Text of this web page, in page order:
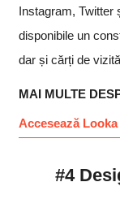
Instagram, Twitter
disponibile un
dar și cărți de
MAI MULTE
Accesează Looka
#4